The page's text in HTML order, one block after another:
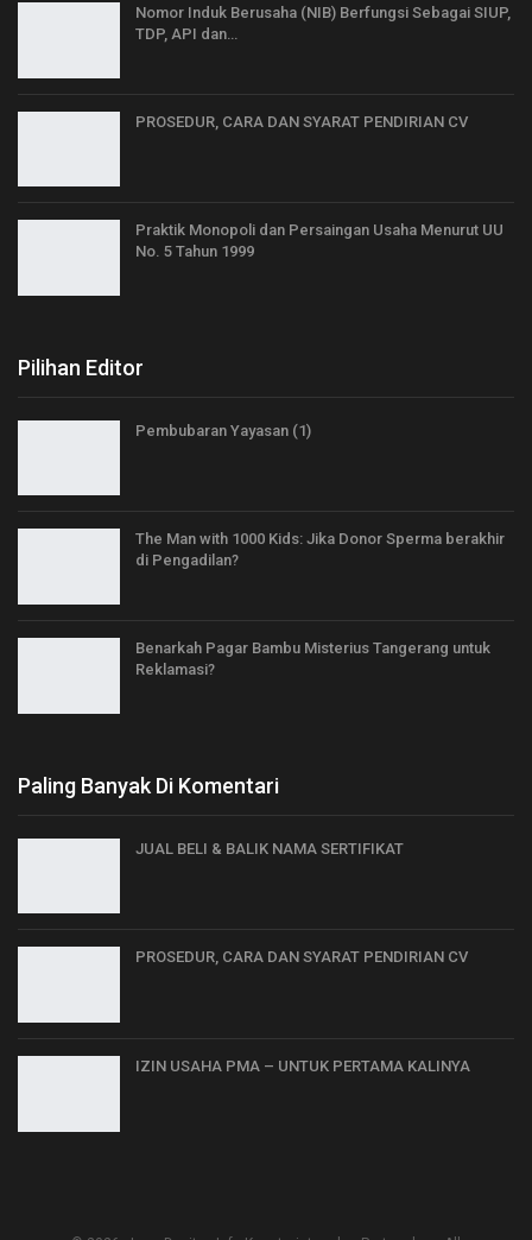
Nomor Induk Berusaha (NIB) Berfungsi Sebagai SIUP,
TDP, API dan…
PROSEDUR, CARA DAN SYARAT PENDIRIAN CV
Praktik Monopoli dan Persaingan Usaha Menurut UU
No. 5 Tahun 1999
Pilihan Editor
Pembubaran Yayasan (1)
The Man with 1000 Kids: Jika Donor Sperma berakhir
di Pengadilan?
Benarkah Pagar Bambu Misterius Tangerang untuk
Reklamasi?
Paling Banyak Di Komentari
JUAL BELI & BALIK NAMA SERTIFIKAT
PROSEDUR, CARA DAN SYARAT PENDIRIAN CV
IZIN USAHA PMA – UNTUK PERTAMA KALINYA